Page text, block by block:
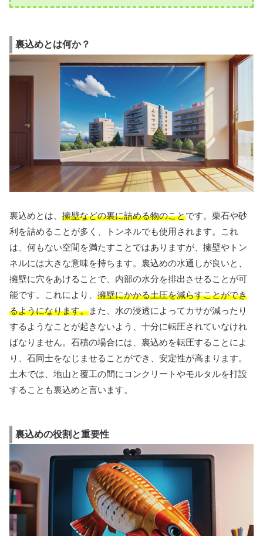
裏込めとは何か？
裏込めとは、 擁壁などの裏に詰める物のことです。栗石や砂
利を詰めることが多く、トンネルでも使用されます。これ
は、何もない空間を満たすことではありますが、擁壁やトン
ネルには大きな意味を持ちます。裏込めの水通しが良いと、
擁壁に穴をあけることで、内部の水分を排出させることが可
能です。これにより、 擁壁にかかる土圧を減らすことができ
るようになります。また、水の浸透によってカサが減ったり
するようなことが起きないよう、十分に転圧されていなけれ
ばなりません。石積の場合には、裏込めを転圧することによ
り、石同士をなじませることができ、安定性が高まります。
土木では、地山と覆工の間にコンクリートやモルタルを打設
することも裏込めと言います。
裏込めの役割と重要性